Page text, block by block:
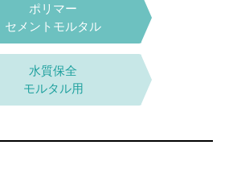
ポリマー
セメントモルタル
水質保全
モルタル用